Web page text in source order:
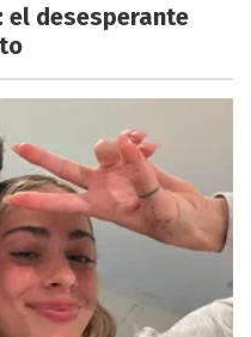
el desesperante